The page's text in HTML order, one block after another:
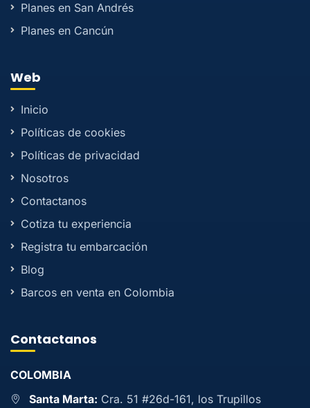
Planes en San Andrés
Planes en Cancún
Web
Inicio
Políticas de cookies
Políticas de privacidad
Nosotros
Contactanos
Cotiza tu experiencia
Registra tu embarcación
Blog
Barcos en venta en Colombia
Contactanos
COLOMBIA
Santa Marta: Cra. 51 #26d-161, los Trupillos